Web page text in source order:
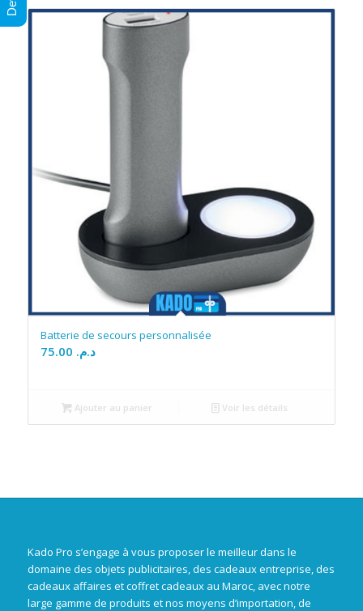
Batterie de secours personnalisée
د.م.
Ajouter au panier Voir les détails
Kado Pro s’engage à vous proposer le meilleur dans le
domaine des objets publicitaires, des cadeaux entreprise, des
cadeaux affaires et coffret cadeaux au Maroc, avec notre
large gamme de produits et nos moyens d’importation, de